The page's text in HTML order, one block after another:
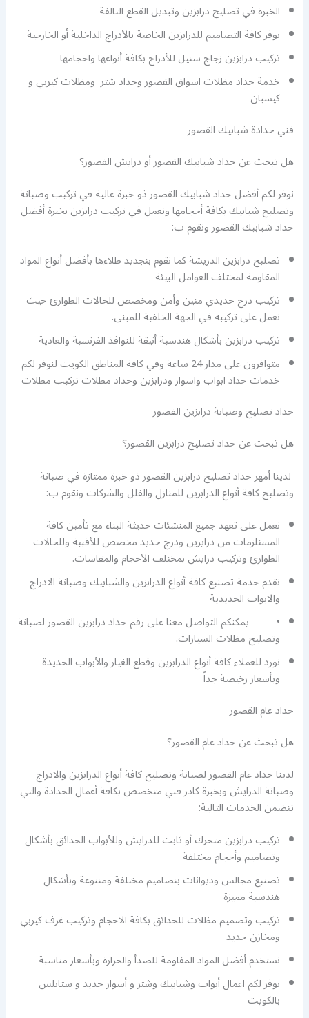
الخبرة في تصليح درابزين وتبديل القطع التالفة
نوفر كافة التصاميم للدرابزين الخاصة بالأدراج الداخلية أو الخارجية
تركيب درابزين زجاج ستيل للأدراج بكافة أنواعها واحجامها
خدمة حداد مظلات اسواق القصور وحداد شتر ومظلات كيربي و
كيسبان
فني حدادة شبابيك القصور
هل تبحث عن حداد شبابيك القصور أو درايش القصور؟
نوفر لكم أفضل حداد شبابيك القصور ذو خبرة عالية في تركيب وصيانة
وتصليح شبابيك بكافة أحجامها ونعمل في تركيب درابزين بخبرة أفضل
حداد شبابيك القصور ونقوم ب:
تصليح درابزين الدريشة كما نقوم بتجديد طلاءها بأفضل أنواع المواد
المقاومة لمختلف العوامل البيئة
تركيب درج حديدي متين وأمن ومخصص للحالات الطوارئ حيث
نعمل على تركيبه في الجهة الخلفية للمبنى.
تركيب درابزين بأشكال هندسية أنيقة للنوافذ الفرنسية والعادية
متوافرون على مدار 24 ساعة وفي كافة المناطق الكويت لنوفر لكم
خدمات حداد ابواب واسوار ودرابزين وحداد مظلات تركيب مظلات
حداد تصليح وصيانة درابزين القصور
هل تبحث عن حداد تصليح درابزين القصور؟
لدينا أمهر حداد تصليح درابزين القصور ذو خبرة ممتازة في صيانة
وتصليح كافة أنواع الدرابزين للمنازل والفلل والشركات ونقوم ب:
نعمل على تعهد جميع المنشئات حديثة البناء مع تأمين كافة
المستلزمات من درايزين ودرج حديد مخصص للأقبية وللحالات
الطوارئ وتركيب درايش بمختلف الأحجام والمقاسات.
نقدم خدمة تصنيع كافة أنواع الدرابزين والشبابيك وصيانة الادراج
والابواب الحديدية
• يمكنكم التواصل معنا على رقم حداد درابزين القصور لصيانة
وتصليح مظلات السيارات.
نورد للعملاء كافة أنواع الدرابزين وقطع الغيار والأبواب الحديدة
وبأسعار رخيصة جداً
حداد عام القصور
هل تبحث عن حداد عام القصور؟
لدينا حداد عام القصور لصيانة وتصليح كافة أنواع الدرابزين والادراج
وصيانة الدرايش وبخبرة كادر فني متخصص بكافة أعمال الحدادة والتي
تتضمن الخدمات التالية:
تركيب درابزين متحرك أو ثابت للدرايش وللأبواب الحدائق بأشكال
وتصاميم وأحجام مختلفة
تصنيع مجالس وديوانات بتصاميم مختلفة ومتنوعة وبأشكال
هندسية مميزة
تركيب وتصميم مظلات للحدائق بكافة الاحجام وتركيب غرف كيربي
ومخازن حديد
نستخدم أفضل المواد المقاومة للصدأ والحرارة وبأسعار مناسبة
نوفر لكم اعمال أبواب وشبابيك وشتر و أسوار حديد و ستانلس
بالكويت